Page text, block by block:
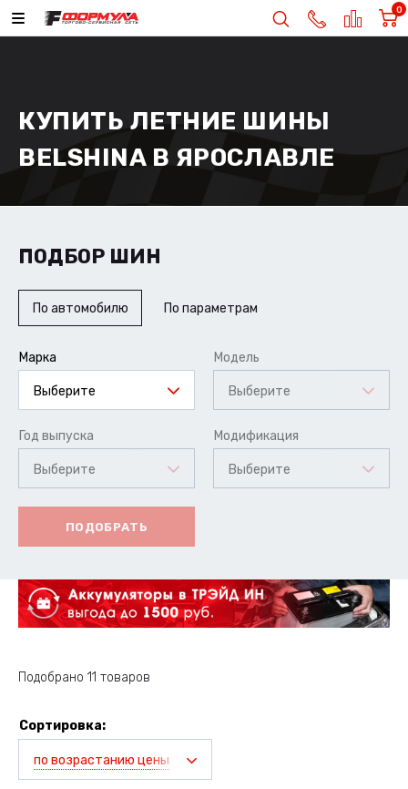
0
КУПИТЬ ЛЕТНИЕ ШИНЫ
BELSHINA В ЯРОСЛАВЛЕ
ПОДБОР ШИН
По автомобилю По параметрам
Марка
Выберите
Модель
Выберите
Год выпуска
Выберите
Модификация
Выберите
ПОДОБРАТЬ
Подобрано 11 товаров
Сортировка:
по возрастанию цены